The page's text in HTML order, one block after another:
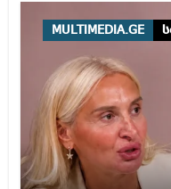
MULTIMEDIA.GE